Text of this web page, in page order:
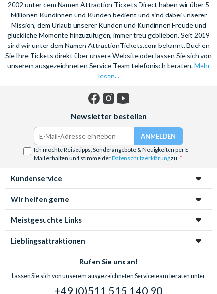
2002 unter dem Namen Attraction Tickets Direct haben wir über 5
Millionen Kundinnen und Kunden bedient und sind dabei unserer
Mission, dem Urlaub unserer Kunden und Kundinnen Freude und
glückliche Momente hinzuzufügen, immer treu geblieben. Seit 2019
sind wir unter dem Namen AttractionTickets.com bekannt. Buchen
Sie Ihre Tickets direkt über unsere Website oder lassen Sie sich von
unserem ausgezeichneten Service Team telefonisch beraten.Mehr
lesen...
Newsletter bestellen
Ich möchte Reisetipps, Sonderangebote & Neuigkeiten per E-
Mail erhalten und stimme derDatenschutzerklärungzu.
Kundenservice
Wir helfen gerne
Meistgesuchte Links
Lieblingsattraktionen
Rufen Sie uns an!
Lassen Sie sich von unserem ausgezeichneten Serviceteam beraten unter
+49 (0)511 515 140 90